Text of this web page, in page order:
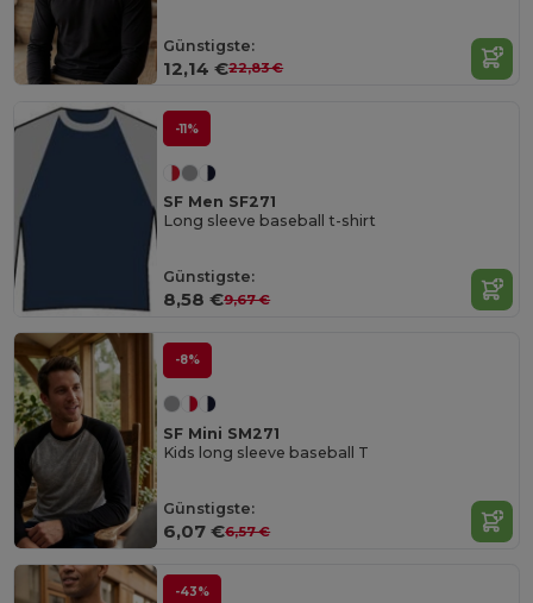
Günstigste:
12,14 €22,83 €
-11%
SF Men SF271
Long sleeve baseball t-shirt
Günstigste:
8,58 €9,67 €
-8%
SF Mini SM271
Kids long sleeve baseball T
Günstigste:
6,07 €6,57 €
-43%